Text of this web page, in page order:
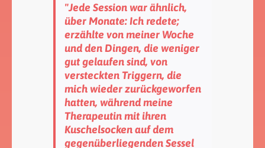
"Jede Session war ähnlich,
über Monate: Ich redete;
erzählte von meiner Woche
und den Dingen, die weniger
gut gelaufen sind, von
versteckten Triggern, die
mich wieder zurückgeworfen
hatten, während meine
Therapeutin mit ihren
Kuschelsocken auf dem
gegenüberliegenden Sessel